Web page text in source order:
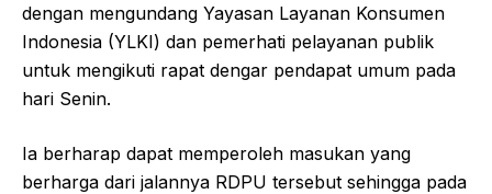
dengan mengundang Yayasan Layanan Konsumen
Indonesia (YLKI) dan pemerhati pelayanan publik
untuk mengikuti rapat dengar pendapat umum pada
hari Senin.
Ia berharap dapat memperoleh masukan yang
berharga dari jalannya RDPU tersebut sehingga pada